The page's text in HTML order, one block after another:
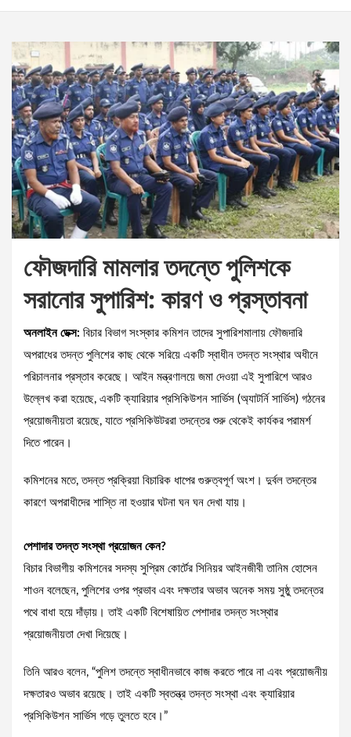
ফৌজদারি মামলার তদন্তে পুলিশকে
সরানোর সুপারিশ: কারণ ও প্রস্তাবনা
অনলাইন ডেক্স: বিচার বিভাগ সংস্কার কমিশন তাদের সুপারিশমালায় ফৌজদারি
অপরাধের তদন্ত পুলিশের কাছ থেকে সরিয়ে একটি স্বাধীন তদন্ত সংস্থার অধীনে
পরিচালনার প্রস্তাব করেছে। আইন মন্ত্রণালয়ে জমা দেওয়া এই সুপারিশে আরও
উল্লেখ করা হয়েছে, একটি ক্যারিয়ার প্রসিকিউশন সার্ভিস (অ্যাটর্নি সার্ভিস) গঠনের
প্রয়োজনীয়তা রয়েছে, যাতে প্রসিকিউটররা তদন্তের শুরু থেকেই কার্যকর পরামর্শ
দিতে পারেন।
কমিশনের মতে, তদন্ত প্রক্রিয়া বিচারিক ধাপের গুরুত্বপূর্ণ অংশ। দুর্বল তদন্তের
কারণে অপরাধীদের শাস্তি না হওয়ার ঘটনা ঘন ঘন দেখা যায়।
পেশাদার তদন্ত সংস্থা প্রয়োজন কেন?
বিচার বিভাগীয় কমিশনের সদস্য সুপ্রিম কোর্টের সিনিয়র আইনজীবী তানিম হোসেন
শাওন বলেছেন, পুলিশের ওপর প্রভাব এবং দক্ষতার অভাব অনেক সময় সুষ্ঠু তদন্তের
পথে বাধা হয়ে দাঁড়ায়। তাই একটি বিশেষায়িত পেশাদার তদন্ত সংস্থার
প্রয়োজনীয়তা দেখা দিয়েছে।
তিনি আরও বলেন, “পুলিশ তদন্তে স্বাধীনভাবে কাজ করতে পারে না এবং প্রয়োজনীয়
দক্ষতারও অভাব রয়েছে। তাই একটি স্বতন্ত্র তদন্ত সংস্থা এবং ক্যারিয়ার
প্রসিকিউশন সার্ভিস গড়ে তুলতে হবে।”